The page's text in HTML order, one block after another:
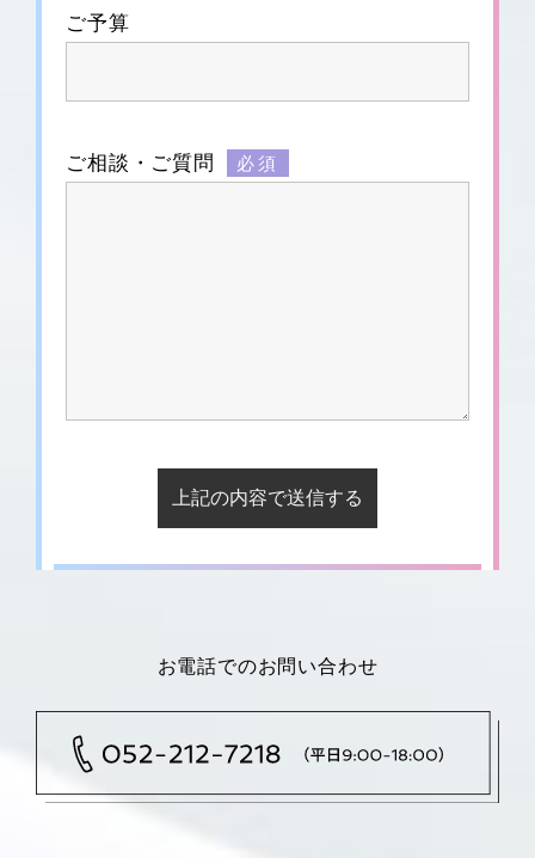
ご予算
ご相談・ご質問 必須
お電話でのお問い合わせ